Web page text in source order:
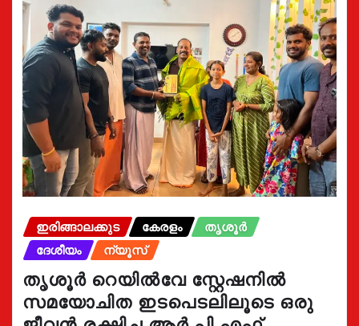
ഇരിങ്ങാലക്കുട കേരളം
തൃശൂർ
ദേശീയം
ന്യൂസ്
തൃശൂർ റെയിൽവേ സ്റ്റേഷനിൽ
സമയോചിത ഇടപെടലിലൂടെ ഒരു